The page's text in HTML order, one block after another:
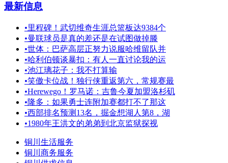
最新信息
•里程碑！武切维奇生涯总篮板达9384个
•曼联球员是真的差还是在试图做掉滕
•世体：巴萨高层正努力说服哈维留队并
•哈利伯顿谈暴扣：有人一直讨论我的运
•池江璃花子：我不打算输
•笑傲卡位战！独行侠重返第六，常规赛最
•Herewego！罗马诺：吉鲁今夏加盟洛杉矶
•隆多：如果勇士连附加赛都打不了那这
•西部排名预测13名，掘金想湖人第8，湖
•1980年王洪文的弟弟到北京监狱探视
铜川生活服务
铜川商务服务